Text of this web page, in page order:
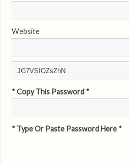
Website
* Copy This Password *
* Type Or Paste Password Here *